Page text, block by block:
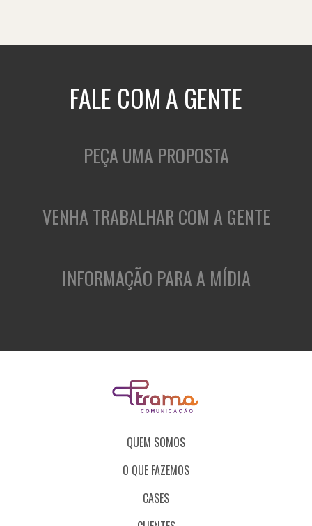
FALE COM A GENTE
PEÇA UMA PROPOSTA
VENHA TRABALHAR COM A GENTE
INFORMAÇÃO PARA A MÍDIA
QUEM SOMOS
O QUE FAZEMOS
CASES